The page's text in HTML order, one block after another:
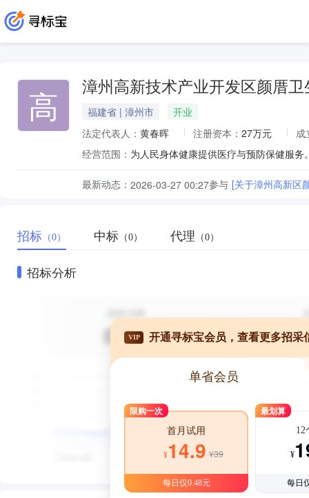
高 漳州高新技术产业开发区颜厝卫
福建省 | 漳州市
开业
法定代表人： 黄春晖 注册资本： 27万元
成
经营范围：
最新动态： 2026-03-27 00:27参与 [关于漳州高新区
招标 （0） 中标 （0） 代理 （0）
招标分析
VIP 开通寻标宝会员，查看更多招采
单省会员
限购一次
首月试用
¥14.9 ¥39
每日仅0.48元
最划算
12
¥
每日